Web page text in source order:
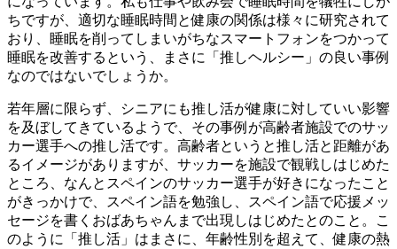
ちですが、適切な睡眠時間と健康の関係は様々に研究されて
おり、睡眠を削ってしまいがちなスマートフォンをつかって
睡眠を改善するという、まさに「推しヘルシー」の良い事例
なのではないでしょうか。
若年層に限らず、シニアにも推し活が健康に対していい影響
を及ぼしてきているようで、その事例が高齢者施設でのサッ
カー選手への推し活です。高齢者というと推し活と距離があ
るイメージがありますが、サッカーを施設で観戦しはじめた
ところ、なんとスペインのサッカー選手が好きになったこと
がきっかけで、スペイン語を勉強し、スペイン語で応援メッ
セージを書くおばあちゃんまで出現しはじめたとのこと。こ
のように「推し活」はまさに、年齢性別を超えて、健康の熱